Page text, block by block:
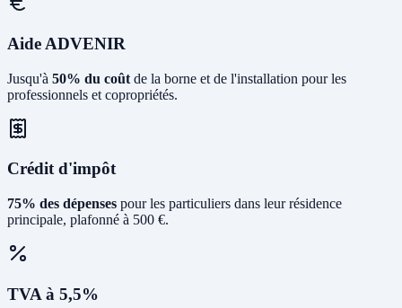
Aide ADVENIR
Jusqu'à 50% du coût de la borne et de l'installation pour les
professionnels et copropriétés.
Crédit d'impôt
75% des dépenses pour les particuliers dans leur résidence
principale, plafonné à 500 €.
TVA à 5,5%